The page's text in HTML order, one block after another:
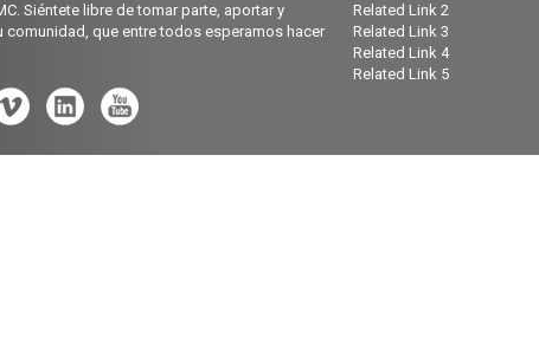
Siéntete libre de tomar parte, aportar y
comunidad, que entre todos esperamos hacer
Related Link 2
Related Link 3
Related Link 4
Related Link 5